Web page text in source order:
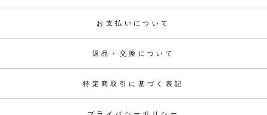
お支払いについて
返品・交換について
特定商取引に基づく表記